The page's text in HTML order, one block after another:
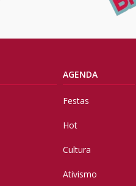
AGENDA
Festas
Hot
Cultura
Ativismo